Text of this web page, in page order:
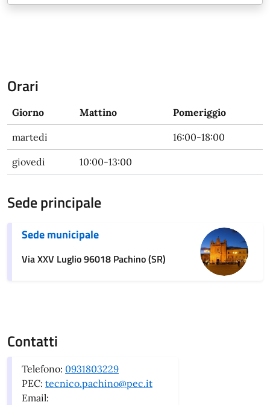
Orari
Giorno Mattino Pomeriggio
martedi 16:00-18:00
giovedi 10:00-13:00
Sede principale
Sede municipale
Via XXV Luglio 96018 Pachino (SR)
Contatti
Telefono: 0931803229
PEC: tecnico.pachino@pec.it
Email: